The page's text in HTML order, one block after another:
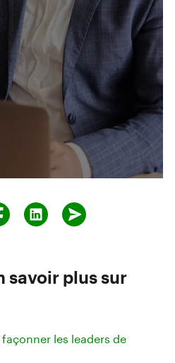
savoir plus sur
les leaders de